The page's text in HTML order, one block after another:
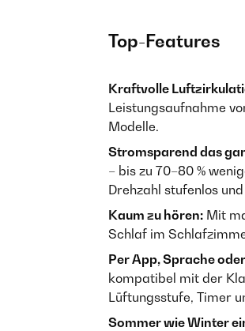
Top-Features
Kraftvolle
Leistungsaufnahme
Modelle.
Stromsparend das
– bis zu 70–80 %
Drehzahl stufenlos
Kaum zu hören: Mit
Schlaf im
Per App, Sprache
kompatibel mit der
Lüftungsstufe, Timer
Sommer wie Winter